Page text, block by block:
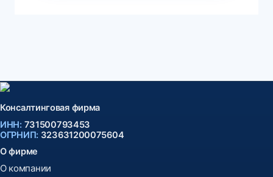
Консалтинговая фирма
ИНН: 731500793453
ОГРНИП: 323631200075604
О фирме
О компании